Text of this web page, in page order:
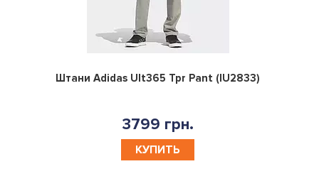
0
Штани Adidas Ult365 Tpr Pant (IU2833)
3799 грн.
КУПИТЬ